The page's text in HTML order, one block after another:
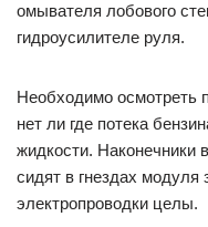
омывателя лобового
гидроусилителе руля.
Необходимо осмотреть
нет ли где потека
жидкости. Наконечники
сидят в гнездах модуля
электропроводки целы.